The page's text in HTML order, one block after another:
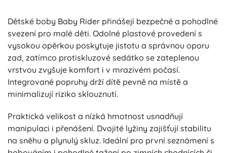
Dětské boby Baby Rider přinášejí bezpečné a pohodlné
svezení pro malé děti. Odolné plastové provedení s
vysokou opěrkou poskytuje jistotu a správnou oporu
zad, zatímco protiskluzové sedátko se zateplenou
vrstvou zvyšuje komfort i v mrazivém počasí.
Integrované popruhy drží dítě pevně na místě a
minimalizují riziko sklouznutí.
Praktická velikost a nízká hmotnost usnadňují
manipulaci i přenášení. Dvojité lyžiny zajišťují stabilitu
na sněhu a plynulý skluz. Ideální pro první seznámení s